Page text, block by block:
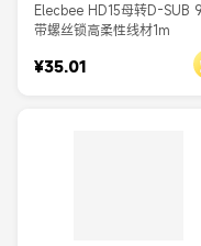
Elecbee HD15母转D-SUB
带螺丝锁高柔性线材1m
¥35.01